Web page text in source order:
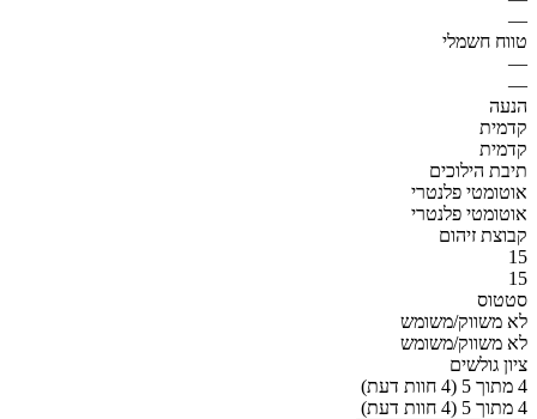
—
טווח חשמלי
—
—
הנעה
קדמית
קדמית
תיבת הילוכים
אוטומטי פלנטרי
אוטומטי פלנטרי
קבוצת זיהום
15
15
סטטוס
לא משווק/משומש
לא משווק/משומש
ציון גולשים
4 מתוך 5 (4 חוות דעת)
4 מתוך 5 (4 חוות דעת)